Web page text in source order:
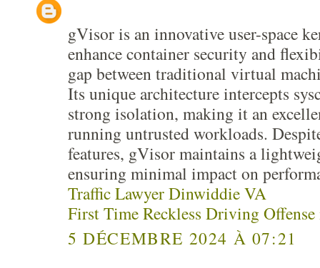
gVisor is an innovative user-space
enhance container security and
gap between traditional virtual
Its unique architecture intercepts
strong isolation, making it an
running untrusted workloads.
features, gVisor maintains a
ensuring minimal impact on
Traffic Lawyer Dinwiddie VA
First Time Reckless Driving
5 DÉCEMBRE 2024 À 07:21